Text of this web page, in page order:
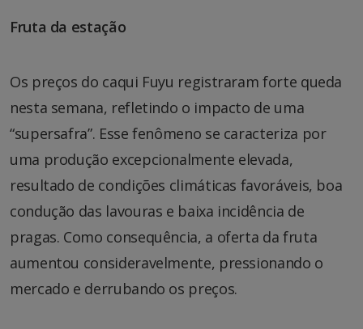
Fruta da estação
Os preços do caqui Fuyu registraram forte queda
nesta semana, refletindo o impacto de uma
“supersafra”. Esse fenômeno se caracteriza por
uma produção excepcionalmente elevada,
resultado de condições climáticas favoráveis, boa
condução das lavouras e baixa incidência de
pragas. Como consequência, a oferta da fruta
aumentou consideravelmente, pressionando o
mercado e derrubando os preços.